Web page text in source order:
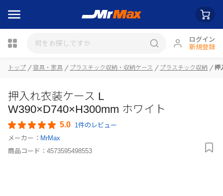
ログイン
新規登録
トップ 寝具・家具 プラスチック収納・収納ケース プラスチック収納 押
押入れ衣装ケース L
W390×D740×H300mm ホワイト
5.0 1件のレビュー
メーカー： MrMax
商品コード： 4573595498553